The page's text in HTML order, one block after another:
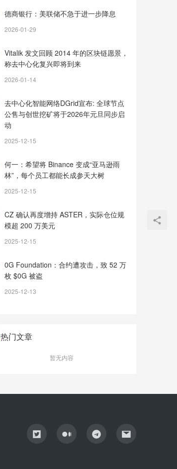
德商银行：美联储不急于进一步降息
2026-01-29
Vitalik 发文回顾 2014 年的区块链愿景，
称去中心化复兴即将到来
2026-01-14
去中心化智能网络DGrid宣布: 全球节点
公售与创世挖矿将于2026年元旦同步启
动
2025-12-15
何一：希望将 Binance 变成“亚马逊雨
林”，每个员工都能长成参天大树
2025-12-15
CZ 确认再度增持 ASTER，实际仓位规
模超 200 万美元
2025-12-15
0G Foundation：合约遭攻击，致 52 万
枚 $0G 被盗
2025-12-13
热门文章
暂无内容